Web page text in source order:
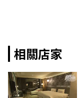
相關店家